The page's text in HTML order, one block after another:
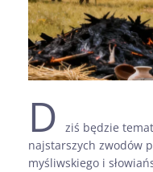
D
ziś będzie
najstarszych zwodów
myśliwskiego i